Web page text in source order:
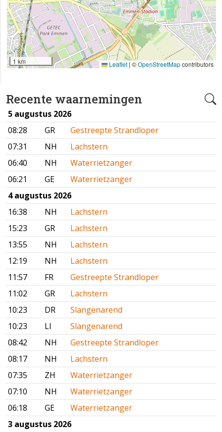
Recente waarnemingen
5 augustus 2026
08:28
GR
Gestreepte Strandloper
07:31
NH
Lachstern
06:40
NH
Waterrietzanger
06:21
GE
Waterrietzanger
4 augustus 2026
16:38
NH
Lachstern
15:23
GR
Lachstern
13:55
NH
Lachstern
12:19
NH
Lachstern
11:57
FR
Gestreepte Strandloper
11:02
GR
Lachstern
10:23
DR
Slangenarend
10:23
LI
Slangenarend
08:42
NH
Gestreepte Strandloper
08:17
NH
Lachstern
07:35
ZH
Waterrietzanger
07:10
NH
Waterrietzanger
06:18
GE
Waterrietzanger
3 augustus 2026
1 km Leaflet | ©OpenStreetMapcontributors